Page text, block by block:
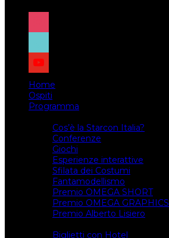
instagram
tiktok
youtube
Home
Ospiti
Programma
Cos’è la Starcon Italia?
Conferenze
Giochi
Esperienze interattive
Sfilata dei Costumi
Fantamodellismo
Premio OMEGA SHORT
Premio OMEGA GRAPHICS
Premio Alberto Lisiero
Biglietti con Hotel